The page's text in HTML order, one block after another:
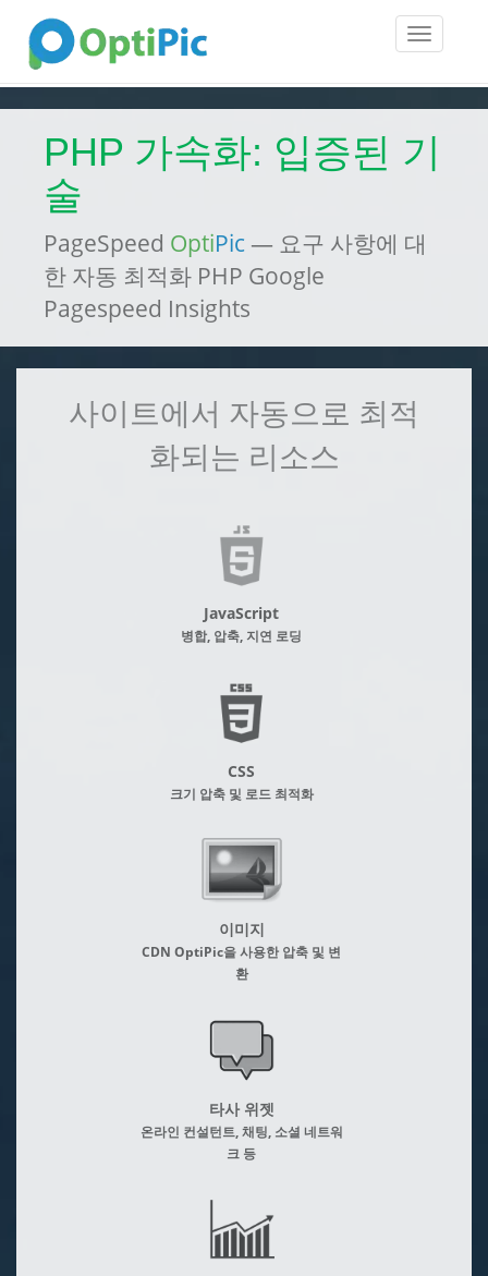
Toggle
PHP 가속화: 입증된 기
술
PageSpeed OptiPic — 요구 사항에 대
한 자동 최적화 PHP Google
Pagespeed Insights
사이트에서 자동으로 최적
화되는 리소스
JavaScript
병합, 압축, 지연 로딩
CSS
크기 압축 및 로드 최적화
이미지
CDN OptiPic을 사용한 압축 및 변
환
타사 위젯
온라인 컨설턴트, 채팅, 소셜 네트워
크 등